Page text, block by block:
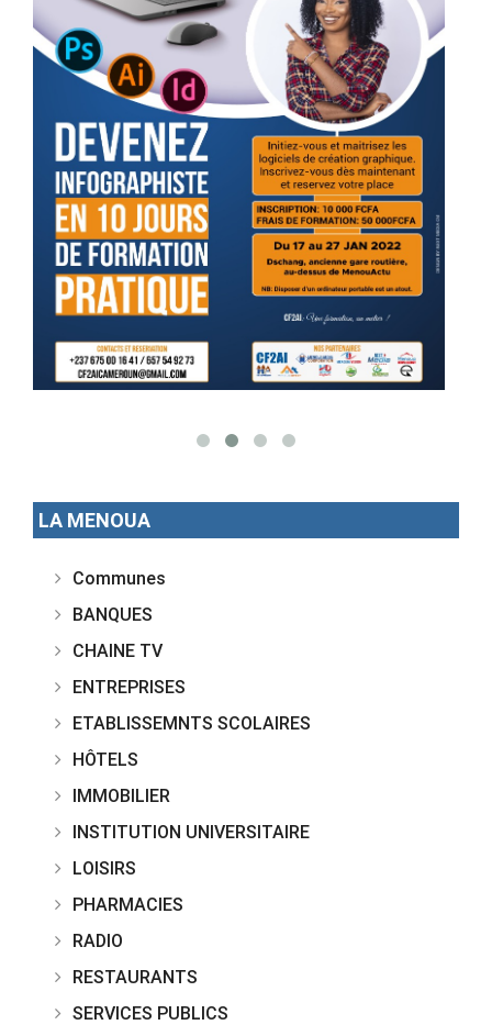
LA MENOUA
Communes
BANQUES
CHAINE TV
ENTREPRISES
ETABLISSEMNTS SCOLAIRES
HÔTELS
IMMOBILIER
INSTITUTION UNIVERSITAIRE
LOISIRS
PHARMACIES
RADIO
RESTAURANTS
SERVICES PUBLICS